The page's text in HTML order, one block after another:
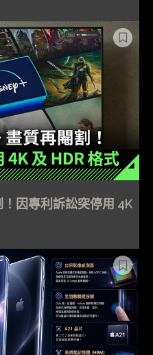
因專利訴訟突停用 4K